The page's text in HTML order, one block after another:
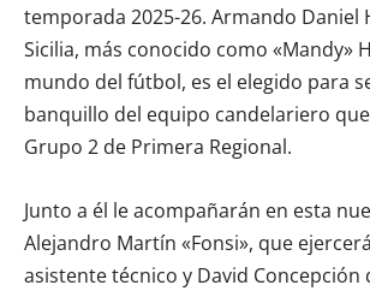
temporada 2025-26. Armando Daniel
Sicilia, más conocido como «Mandy»
mundo del fútbol, es el elegido para
banquillo del equipo candelariero
Grupo 2 de Primera Regional.
Junto a él le acompañarán en esta
Alejandro Martín «Fonsi», que
asistente técnico y David Concepción